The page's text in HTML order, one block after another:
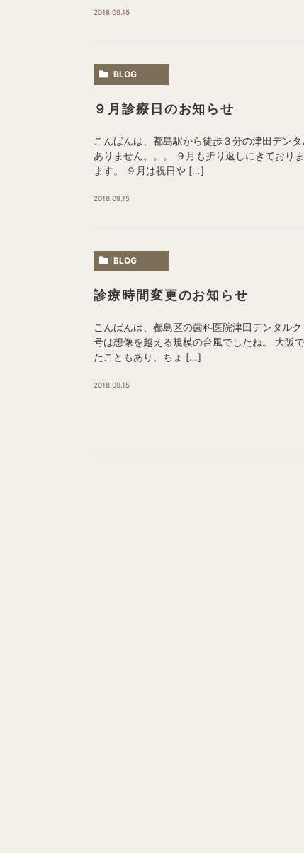
2018.09.15
BLOG
９月診療日のお知らせ
こんばんは、都島駅から徒歩３分の津田デン
ありません。。。 ９月も折り返しにきており
ます。 ９月は祝日や […]
2018.09.15
BLOG
診療時間変更のお知らせ
こんばんは、都島区の歯科医院津田デンタル
号は想像を越える規模の台風でしたね。 大阪
たこともあり、ちょ […]
2018.09.15